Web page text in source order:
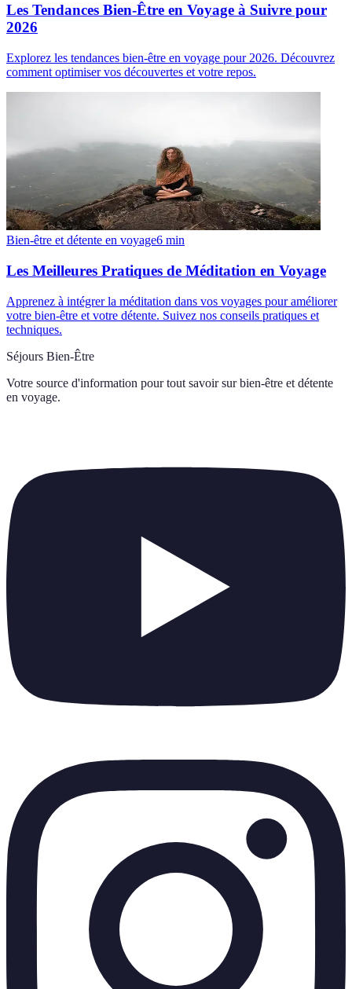
Les Tendances Bien-Être en Voyage à Suivre pour
2026
Explorez les tendances bien-être en voyage pour 2026. Découvrez
comment optimiser vos découvertes et votre repos.
Bien-être et détente en voyage6 min
Les Meilleures Pratiques de Méditation en Voyage
Apprenez à intégrer la méditation dans vos voyages pour améliorer
votre bien-être et votre détente. Suivez nos conseils pratiques et
techniques.
Séjours Bien-Être
Votre source d'information pour tout savoir sur bien-être et détente
en voyage.